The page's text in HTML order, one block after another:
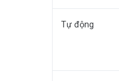
Tự động